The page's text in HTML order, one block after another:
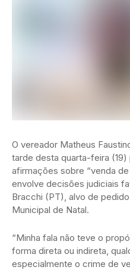
O vereador Matheus
tarde desta quarta-feira
afirmações sobre “venda
envolve decisões judiciais
Bracchi (PT), alvo de
Municipal de Natal.
“Minha fala não teve o
forma direta ou indireta,
especialmente o crime de